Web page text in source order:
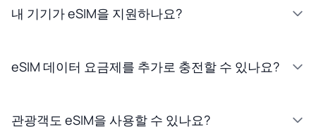
내 기기가 eSIM을 지원하나요?
eSIM 데이터 요금제를 추가로 충전할 수 있나요?
관광객도 eSIM을 사용할 수 있나요?